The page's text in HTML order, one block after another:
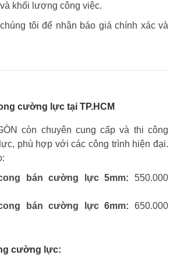
khối lượng công việc.
tôi để nhận báo giá chính xác và
cường lực tại TP.HCM
còn chuyên cung cấp và thi công
phù hợp với các công trình hiện đại.
bán cường lực 5mm: 550.000
bán cường lực 6mm: 650.000
cường lực: